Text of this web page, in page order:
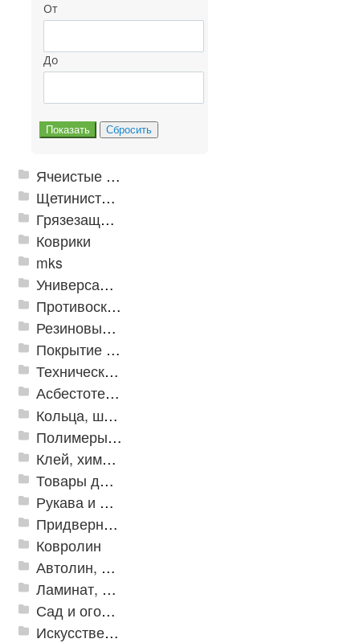
От
До
Ячеистые грязезащитные покрытия
Щетинистые покрытия
Грязезащитные, влаговпитывающие покрытия
Коврики
mks
Универсальные модульные покрытия
Противоскользящая защита для лестниц, профили, ленты
Резиновые и ПВХ дорожки
Покрытие из резиновой крошки
Техническая резина
Асбестотехнические и теплоизоляционные материалы
Кольца, шайбы, манжеты
Полимеры и пластики
Клей, химия, сопутствующие товары
Товары для дома
Рукава и шланги промышленные
Придверные решетки
Ковролин
Автолин, Транслин, Линолеум
Ламинат, Кварцвиниловая плитка SPC
Сад и огород
Искусственная трава